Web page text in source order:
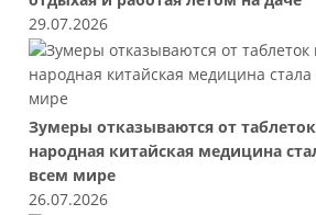
29.07.2026
Зумеры отказываются от
народная китайская медицина
всем мире
26.07.2026